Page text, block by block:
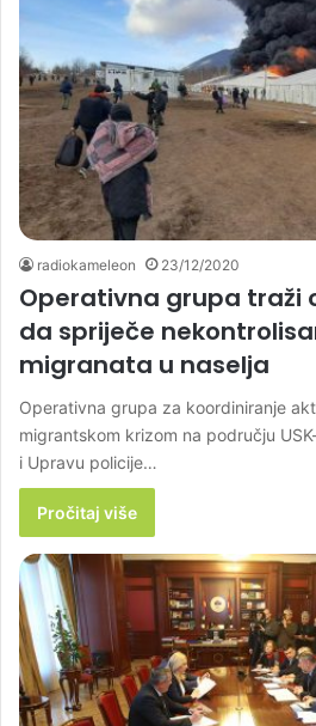
radiokameleon 23/12/2020
Operativna grupa traži
da spriječe
migranata u naselja
Operativna grupa za koordiniranje
migrantskom krizom na području
i Upravu policije…
Pročitaj više